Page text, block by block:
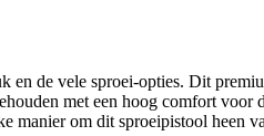
de vele sproei-opties. Dit
met een hoog comfort
manier om dit sproeipistool heen